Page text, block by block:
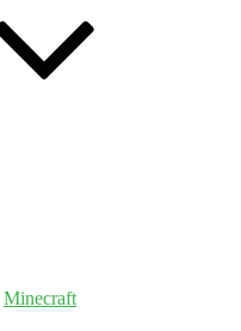
Minecraft